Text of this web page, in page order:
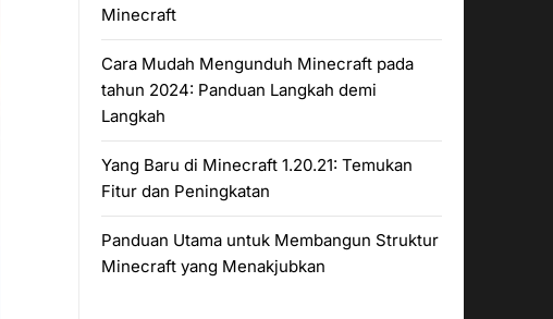
Minecraft
Cara Mudah Mengunduh Minecraft pada
tahun 2024: Panduan Langkah demi
Langkah
Yang Baru di Minecraft 1.20.21: Temukan
Fitur dan Peningkatan
Panduan Utama untuk Membangun Struktur
Minecraft yang Menakjubkan